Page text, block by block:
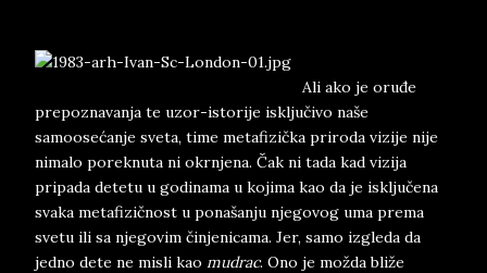
Ali ako je oruđe
prepoznavanja te uzor-istorije isključivo naše
samoosećanje sveta, time metafizička priroda vizije nije
nimalo poreknuta ni okrnjena. Čak ni tada kad vizija
pripada detetu u godinama u kojima kao da je isključena
svaka metafizičnost u ponašanju njegovog uma prema
svetu ili sa njegovim činjenicama. Jer, samo izgleda da
jedno dete ne misli kao mudrac. Ono je možda bliže